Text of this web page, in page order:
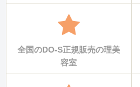
全国のDO-S正規販売の理美
容室